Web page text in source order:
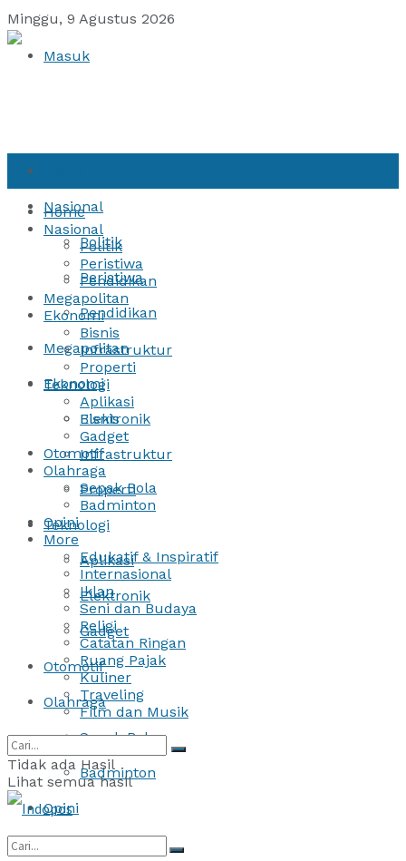
Minggu, 9 Agustus 2026
Masuk
Nasional
Politik
Peristiwa
Pendidikan
Megapolitan
Ekonomi
Bisnis
Infrastruktur
Properti
Teknologi
Aplikasi
Elektronik
Gadget
Otomotif
Olahraga
Sepak Bola
Badminton
Opini
Home
Nasional
Politik
Peristiwa
Pendidikan
Megapolitan
Ekonomi
Bisnis
Infrastruktur
Properti
Teknologi
Aplikasi
Elektronik
Gadget
Otomotif
Olahraga
Sepak Bola
Badminton
Opini
More
Edukatif & Inspiratif
Internasional
Iklan
Seni dan Budaya
Religi
Catatan Ringan
Ruang Pajak
Kuliner
Traveling
Film dan Musik
Tidak ada Hasil
Lihat semua hasil